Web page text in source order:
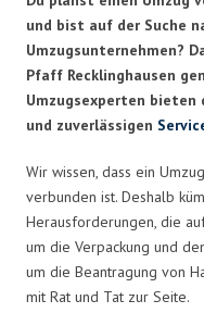
und bist auf der Suche
Umzugsunternehmen?
Pfaff Recklinghausen
Umzugsexperten
und zuverlässigen
Wir wissen, dass ein
verbunden ist. Deshalb
Herausforderungen, die
um die Verpackung und
um die Beantragung von
mit Rat und Tat zur Seite.